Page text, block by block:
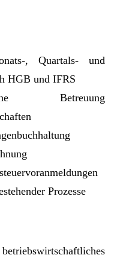
, Quartals- und
HGB und IFRS
Betreuung
Prozesse